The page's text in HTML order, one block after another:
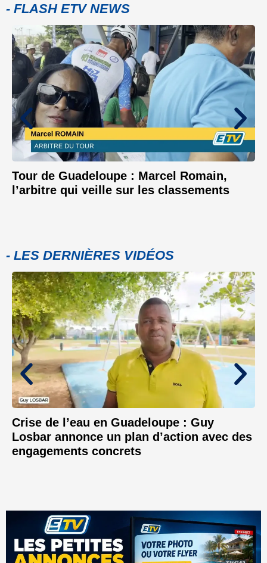
- FLASH ETV NEWS
Tour de Guadeloupe : Marcel Romain,
l’arbitre qui veille sur les classements
- LES DERNIÈRES VIDÉOS
Crise de l’eau en Guadeloupe : Guy
Losbar annonce un plan d’action avec des
engagements concrets